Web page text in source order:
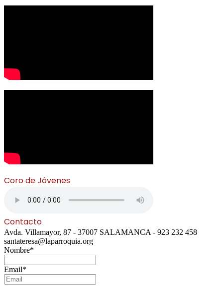
Coro de Jóvenes
Contacto
Avda. Villamayor, 87 - 37007 SALAMANCA - 923 232 458
santateresa@laparroquia.org
Nombre*
Email*